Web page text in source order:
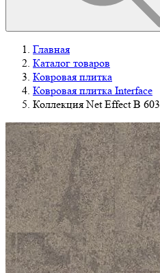
Главная
Каталог товаров
Ковровая плитка
Ковровая плитка Interface
Коллекция Net Effect B 603